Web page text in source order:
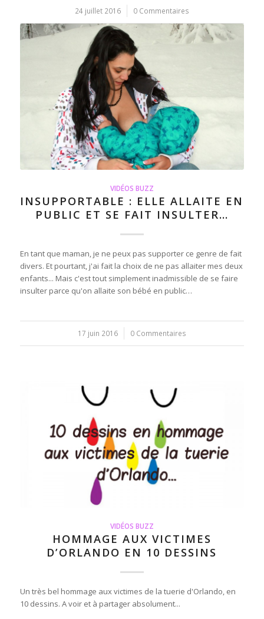
24 juillet 2016
/ 0 Commentaires
VIDÉOS BUZZ
INSUPPORTABLE : ELLE ALLAITE EN
PUBLIC ET SE FAIT INSULTER…
En tant que maman, je ne peux pas supporter ce genre de fait
divers. Et pourtant, j'ai fait la choix de ne pas allaiter mes deux
enfants... Mais c'est tout simplement inadmissible de se faire
insulter parce qu'on allaite son bébé en public…
17 juin 2016 0 Commentaires
VIDÉOS BUZZ
HOMMAGE AUX VICTIMES
D’ORLANDO EN 10 DESSINS
Un très bel hommage aux victimes de la tuerie d'Orlando, en
10 dessins. A voir et à partager absolument...